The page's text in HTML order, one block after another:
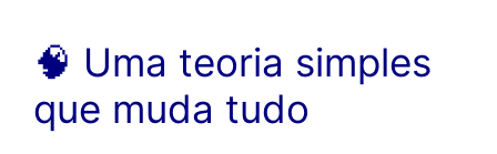
🧠 Uma teoria simples
que muda tudo